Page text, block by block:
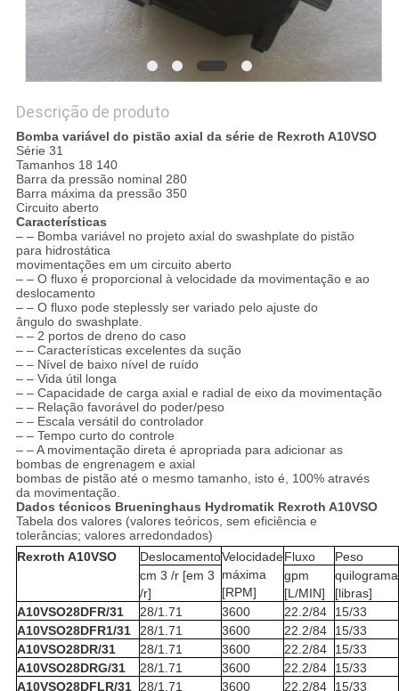
Descrição de produto
Bomba variável do pistão axial da série de Rexroth A10VSO
Série 31
Tamanhos 18 140
Barra da pressão nominal 280
Barra máxima da pressão 350
Circuito aberto
Características
– – Bomba variável no projeto axial do swashplate do pistão
para hidrostática
movimentações em um circuito aberto
– – O fluxo é proporcional à velocidade da movimentação e ao
deslocamento
– – O fluxo pode steplessly ser variado pelo ajuste do
ângulo do swashplate.
– – 2 portos de dreno do caso
– – Características excelentes da sução
– – Nível de baixo nível de ruído
– – Vida útil longa
– – Capacidade de carga axial e radial de eixo da movimentação
– – Relação favorável do poder/peso
– – Escala versátil do controlador
– – Tempo curto do controle
– – A movimentação direta é apropriada para adicionar as
bombas de engrenagem e axial
bombas de pistão até o mesmo tamanho, isto é, 100% através
da movimentação.
Dados técnicos Brueninghaus Hydromatik Rexroth A10VSO
Tabela dos valores (valores teóricos, sem eficiência e
tolerâncias; valores arredondados)
Rexroth A10VSO
DeslocamentoVelocidade
máxima
[RPM]
Fluxo
Peso
cm 3 /r [em 3
/r]
gpm
[L/MIN]
quilograma
[libras]
A10VSO28DFR/31
28/1.71 3600 22.2/84
15/33
A10VSO28DFR1/31
28/1.71 3600 22.2/84
15/33
A10VSO28DR/31
28/1.71 3600 22.2/84
15/33
A10VSO28DRG/31
28/1.71 3600 22.2/84
15/33
A10VSO28DFLR/31 28/1.71 3600 22.2/84
15/33